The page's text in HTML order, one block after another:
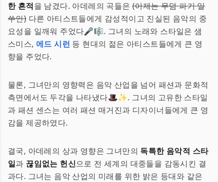
한 흔적을 남겼다. 아데레의 곡들은(이제는 무덤 파기 일
쑤인)다른 아티스트들에게 감성적이고 진실된 음악의 중
요성을 일깨워 주었다🎤🎼. 그녀의 노래와 스타일은 샘
스미스, 에드 시런 등 현대의 젊은 아티스트들에게 큰 영
향을 주었다.
물론, 그녀만의 영향력은 음악 산업을 넘어 패션과 문화적
측면에서도 두각을 나타냈다🎩✨. 그녀의 고유한 스타일
과 패션 센스는 여러 패션 매거진과 디자이너들에게 큰 영
감을 제공하였다.
결국, 아데레의 상과 영향은 그녀만의 독특한 음악적 스타
일과 끊임없는 헌신으로 전 세계의 대중들을 감동시킨 결
과다. 그녀는 음악 산업의 미래를 위한 밝은 등대와 같은